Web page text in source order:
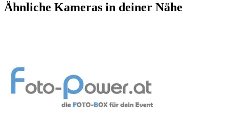
Ähnliche Kameras in deiner Nähe